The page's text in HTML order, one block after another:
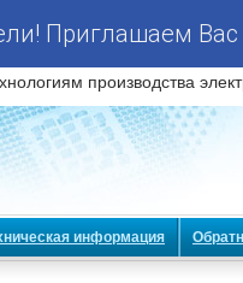
Приглашаем
производства
информация